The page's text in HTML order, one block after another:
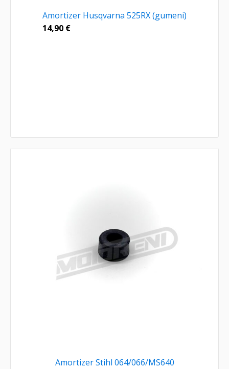
Amortizer Husqvarna 525RX (gumeni)
14,90 €
Amortizer Stihl 064/066/MS640